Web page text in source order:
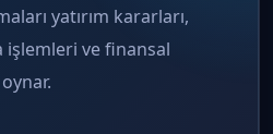
yatırım kararları,
işlemleri ve finansal